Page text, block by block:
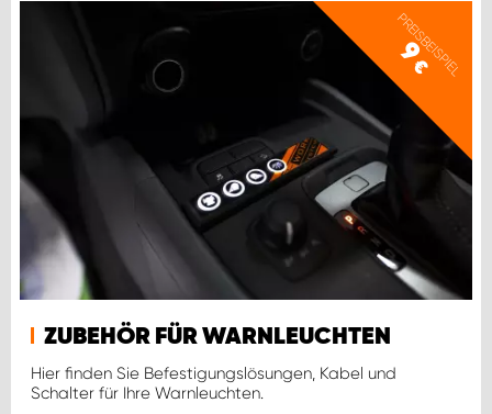
PREISBEISPIEL
9
€
ZUBEHÖR FÜR WARNLEUCHTEN
Hier finden Sie Befestigungslösungen, Kabel und
Schalter für Ihre Warnleuchten.